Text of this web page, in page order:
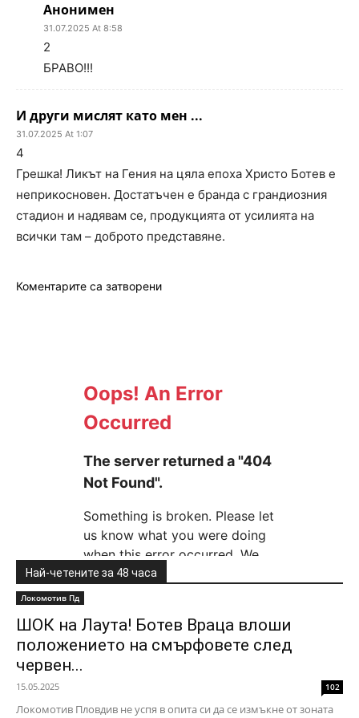
Анонимен
31.07.2025 At 8:58
2
БРАВО!!!
И други мислят като мен ...
31.07.2025 At 1:07
4
Грешка! Ликът на Гения на цяла епоха Христо Ботев е
неприкосновен. Достатъчен е бранда с грандиозния
стадион и надявам се, продукцията от усилията на
всички там – доброто представяне.
Коментарите са затворени
Най-четените за 48 часа
Локомотив Пд
ШОК на Лаута! Ботев Враца влоши
положението на смърфовете след
червен...
15.05.2025 102
Локомотив Пловдив не успя в опита си да се измъкне от зоната